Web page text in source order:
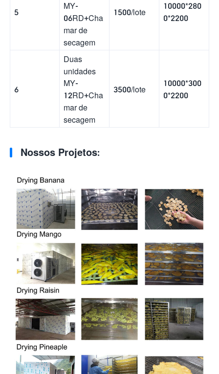
5
MY-
06RD+Cha
mar de
secagem
1500/lote
10000*280
0*2200
6
Duas
unidades
MY-
12RD+Cha
mar de
secagem
3500/lote
10000*300
0*2200
Nossos Projetos: